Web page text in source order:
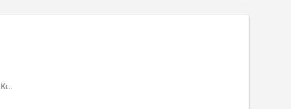
Lapta, Lapta-Alsancak-Çamlıbel Belediyesi, Girne, Kuzey Kıbrıs, Κύπρος - Kıbrıs